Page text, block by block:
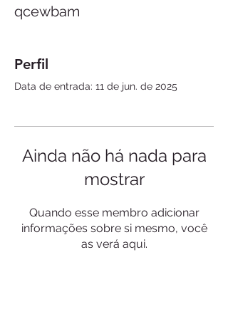
qcewbam
Perfil
Data de entrada: 11 de jun. de 2025
Ainda não há nada para
mostrar
Quando esse membro adicionar
informações sobre si mesmo, você
as verá aqui.